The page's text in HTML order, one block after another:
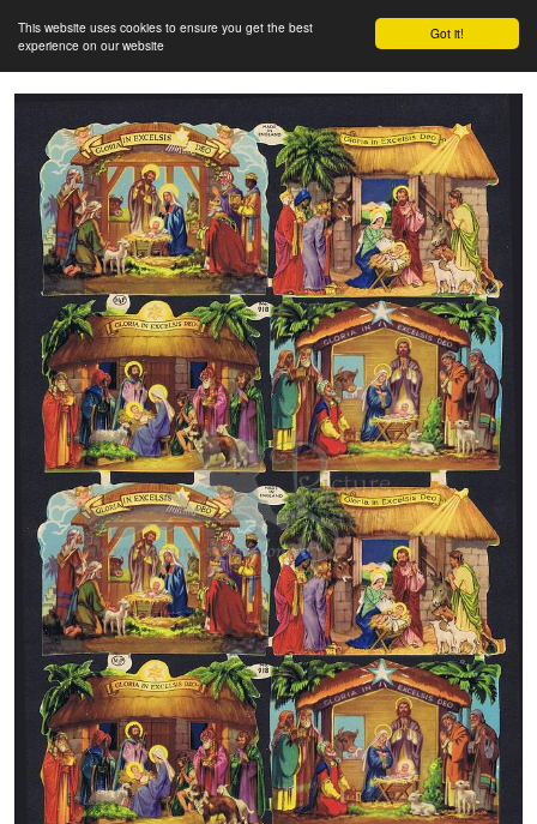
Got it!
This website uses cookies to ensure you get the best
experience on our website